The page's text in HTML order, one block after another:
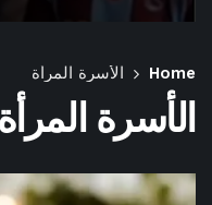
Home الأسرة المرأة
الأسرة المرأة